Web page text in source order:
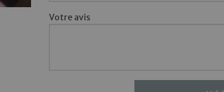
Votre avis